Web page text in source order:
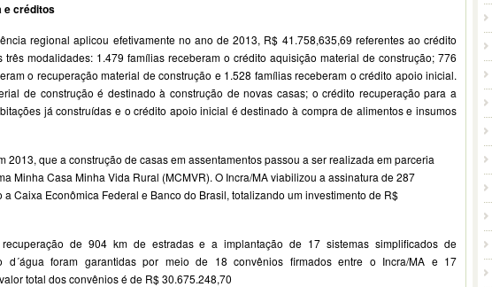
e créditos
regional aplicou efetivamente no ano de 2013, R$ 41.758,635,69 referentes ao crédito
três modalidades: 1.479 famílias receberam o crédito aquisição material de construção; 776
o recuperação material de construção e 1.528 famílias receberam o crédito apoio inicial.
de construção é destinado à construção de novas casas; o crédito recuperação para a
já construídas e o crédito apoio inicial é destinado à compra de alimentos e insumos
2013, que a construção de casas em assentamentos passou a ser realizada em parceria
Minha Casa Minha Vida Rural (MCMVR). O Incra/MA viabilizou a assinatura de 287
a Caixa Econômica Federal e Banco do Brasil, totalizando um investimento de R$
de 904 km de estradas e a implantação de 17 sistemas simplificados de
d´água foram garantidas por meio de 18 convênios firmados entre o Incra/MA e 17
total dos convênios é de R$ 30.675.248,70